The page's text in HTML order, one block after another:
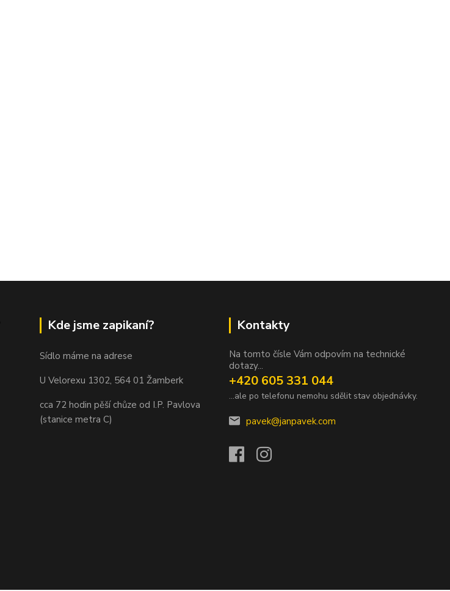
Kde jsme zapikaní?
Sídlo máme na adrese
U Velorexu 1302, 564 01 Žamberk
cca 72 hodin pěší chůze od I.P. Pavlova
(stanice metra C)
Kontakty
Na tomto čísle Vám odpovím na technické
dotazy...
+420 605 331 044
...ale po telefonu nemohu sdělit stav objednávky.
pavek@janpavek.com